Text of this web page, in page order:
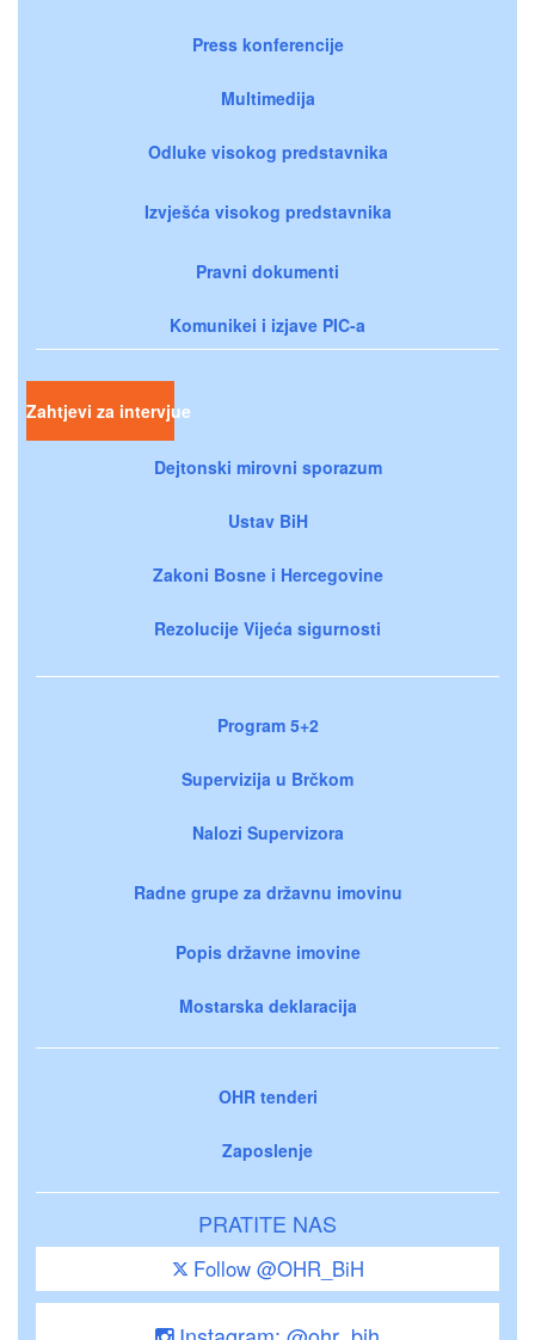
Press konferencije
Multimedija
Odluke visokog predstavnika
Izvješća visokog predstavnika
Pravni dokumenti
Komunikei i izjave PIC-a
Zahtjevi za intervjue
Dejtonski mirovni sporazum
Ustav BiH
Zakoni Bosne i Hercegovine
Rezolucije Vijeća sigurnosti
Program 5+2
Supervizija u Brčkom
Nalozi Supervizora
Radne grupe za državnu imovinu
Popis državne imovine
Mostarska deklaracija
OHR tenderi
Zaposlenje
PRATITE NAS
Follow @OHR_BiH